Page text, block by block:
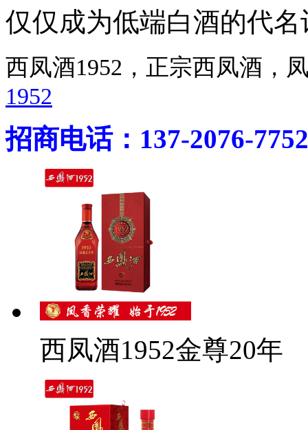
仅仅成为低端白酒的代名
西凤酒1952，正宗西凤酒
1952
招商电话：137-2076-7752
西凤酒1952金尊20年